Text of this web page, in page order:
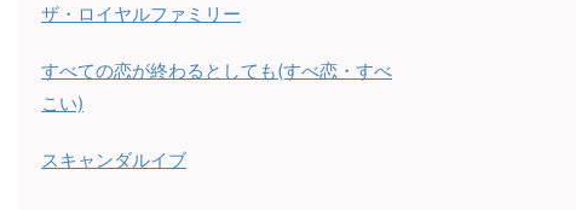
ザ・ロイヤルファミリー
すべての恋が終わるとしても(すべ恋・すべ
こい)
スキャンダルイブ